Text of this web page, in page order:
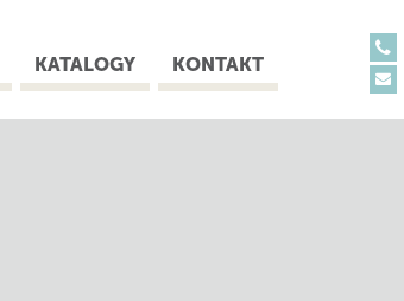
KATALOGY KONTAKT